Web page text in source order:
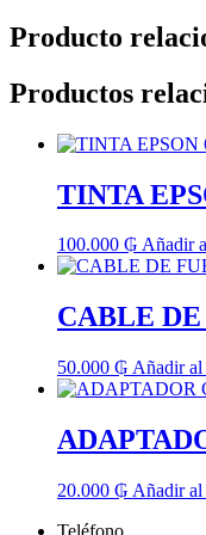
Producto
Productos
TINTA
100.000 ₲ Añadir
CABLE
50.000 ₲ Añadir al
20.000 ₲ Añadir al
Teléfono